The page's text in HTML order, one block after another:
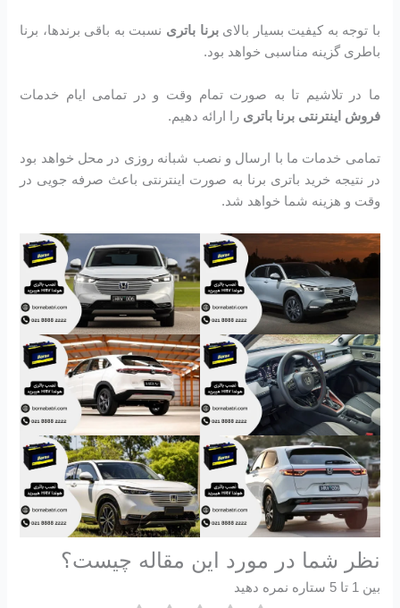
با توجه به کیفیت بسیار بالایبرنا باتری نسبت به باقی برندها، برنا
باطری گزینه مناسبی خواهد بود.
ما در تلاشیم تا به صورت تمام وقت و در تمامی ایام خدمات
فروش اینترنتی برنا باتری را ارائه دهیم.
تمامی خدمات ما با ارسال و نصب شبانه روزی در محل خواهد بود
در نتیجه خرید باتری برنا به صورت اینترنتی باعث صرفه جویی در
وقت و هزینه شما خواهد شد.
نظر شما در مورد این مقاله چیست؟
بین 1 تا 5 ستاره نمره دهید